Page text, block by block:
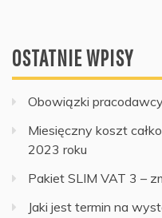
OSTATNIE WPISY
Obowiązki
Miesięczny koszt
2023 roku
Pakiet SLIM VAT 3 –
Jaki jest termin na